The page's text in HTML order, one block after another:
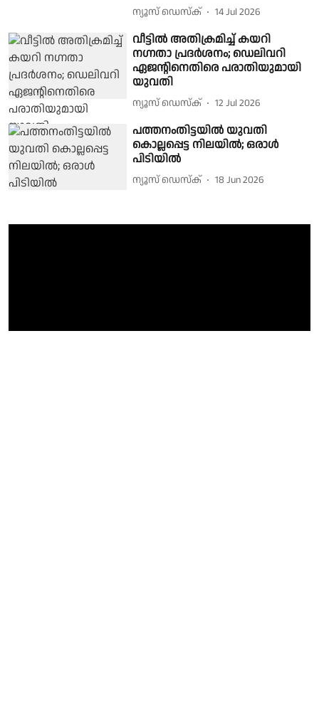
ന്യൂസ് ഡെസ്ക് 14 Jul 2026
വീട്ടിൽ അതിക്രമിച്ച് കയറി
നഗ്നതാ പ്രദർശനം; ഡെലിവറി
ഏജൻ്റിനെതിരെ പരാതിയുമായി
യുവതി
ന്യൂസ് ഡെസ്ക് 12 Jul 2026
പത്തനംതിട്ടയിൽ യുവതി
കൊല്ലപ്പെട്ട നിലയിൽ; ഒരാൾ
പിടിയിൽ
ന്യൂസ് ഡെസ്ക് 18 Jun 2026